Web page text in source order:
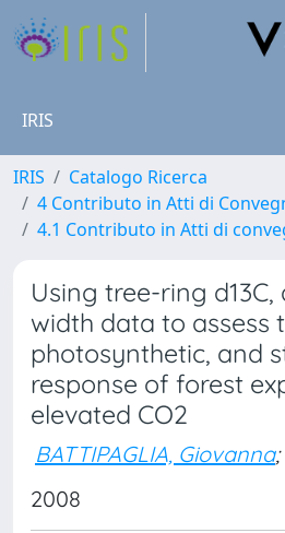
IRIS
IRIS
Catalogo Ricerca
4 Contributo in Atti di
4.1 Contributo in Atti di
Using tree-ring d13C,
width data to assess
photosynthetic, and
response of forest
elevated CO2
BATTIPAGLIA, Giovanna;
2008